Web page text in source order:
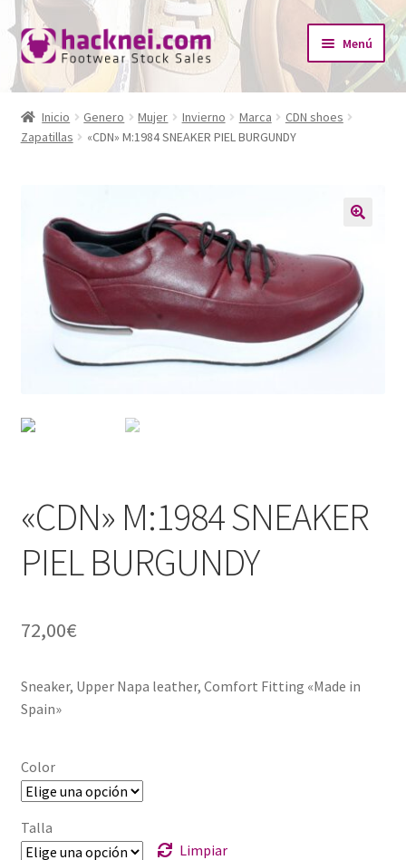
Ir
a
la
Ir
al
contenido
Menú
Inicio
¿Quiénes somos?
hijo
el
Catálogo Empresas
Redes Sociales
Contacto
Inicio Genero Mujer Invierno Marca
CDN shoes
Zapatillas
«CDN» M:1984 SNEAKER PIEL BURGUNDY
«CDN» M:1984 SNEAKER
PIEL BURGUNDY
72,00€
Sneaker, Upper Napa leather, Comfort Fitting «Made in
Spain»
Color
Talla
Limpiar